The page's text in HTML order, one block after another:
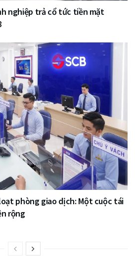
nghiệp trả cổ tức tiền mặt
phòng giao dịch: Một cuộc tái
rộng